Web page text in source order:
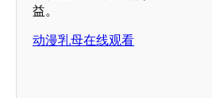
益。
动漫乳母在线观看